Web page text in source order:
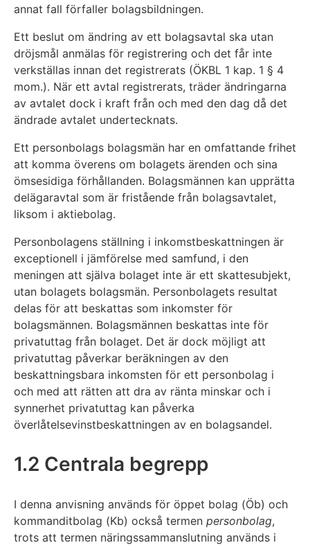
annat fall förfaller bolagsbildningen.
Ett beslut om ändring av ett bolagsavtal ska utan
dröjsmål anmälas för registrering och det får inte
verkställas innan det registrerats (ÖKBL 1 kap. 1 § 4
mom.). När ett avtal registrerats, träder ändringarna
av avtalet dock i kraft från och med den dag då det
ändrade avtalet undertecknats.
Ett personbolags bolagsmän har en omfattande frihet
att komma överens om bolagets ärenden och sina
ömsesidiga förhållanden. Bolagsmännen kan upprätta
delägaravtal som är fristående från bolagsavtalet,
liksom i aktiebolag.
Personbolagens ställning i inkomstbeskattningen är
exceptionell i jämförelse med samfund, i den
meningen att själva bolaget inte är ett skattesubjekt,
utan bolagets bolagsmän. Personbolagets resultat
delas för att beskattas som inkomster för
bolagsmännen. Bolagsmännen beskattas inte för
privatuttag från bolaget. Det är dock möjligt att
privatuttag påverkar beräkningen av den
beskattningsbara inkomsten för ett personbolag i
och med att rätten att dra av ränta minskar och i
synnerhet privatuttag kan påverka
överlåtelsevinstbeskattningen av en bolagsandel.
1.2 Centrala begrepp
I denna anvisning används för öppet bolag (Öb) och
kommanditbolag (Kb) också termen personbolag,
trots att termen näringssammanslutning används i